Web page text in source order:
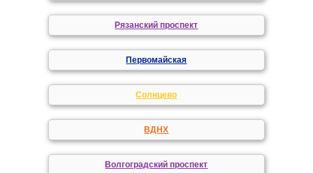
Рязанский проспект
Первомайская
Солнцево
ВДНХ
Волгоградский проспект